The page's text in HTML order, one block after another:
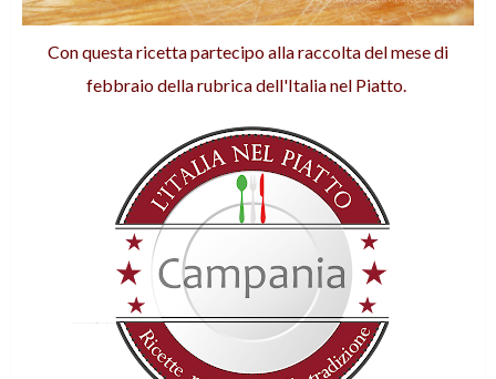
Con questa ricetta partecipo alla raccolta del mese di
febbraio della rubrica dell'Italia nel Piatto.